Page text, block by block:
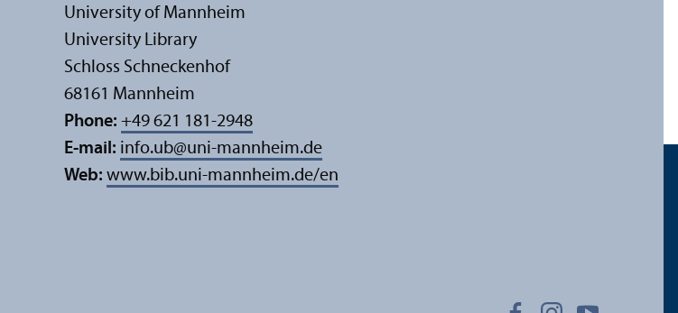
University of Mannheim
University Library
Schloss Schneckenhof
68161 Mannheim
Phone: +49 621 181-2948
E-mail: info.ub@uni-mannheim.de
Web: www.bib.uni-mannheim.de/en